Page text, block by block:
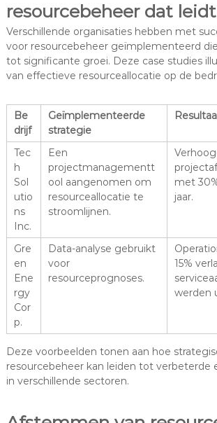
resourcebeheer dat
Verschillende organisaties hebben met
voor resourcebeheer geïmplementeerd
tot significante groei. Deze case studies
van effectieve resourceallocatie op de
Be
drijf
Geïmplementeerde
strategie
Tec
h
Sol
utio
ns
Inc.
Een
projectmanagementt
ool aangenomen om
resourceallocatie te
stroomlijnen.
met
jaar.
Gre
en
Ene
rgy
Cor
p.
Data-analyse gebruikt
voor
resourceprognoses.
15%
werden
Deze voorbeelden tonen aan hoe
resourcebeheer kan leiden tot verbeterde
in verschillende sectoren.